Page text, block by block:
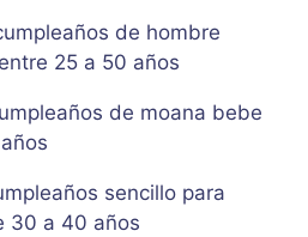
de hombre
25 a 50 años
de moana bebe
sencillo para
30 a 40 años